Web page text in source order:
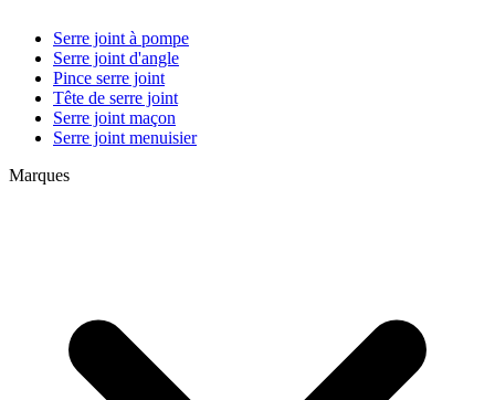
Serre joint à pompe
Serre joint d'angle
Pince serre joint
Tête de serre joint
Serre joint maçon
Serre joint menuisier
Marques